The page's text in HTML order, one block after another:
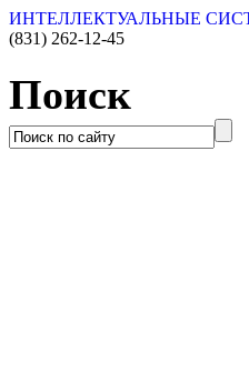
ИНТЕЛЛЕКТУАЛЬНЫЕ
(831) 262-12-45
Поиск